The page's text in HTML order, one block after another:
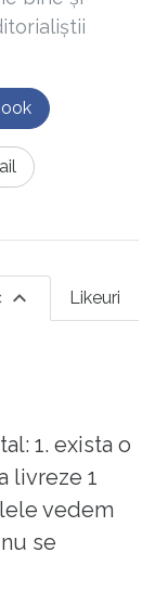
Likeuri
1. exista o
livreze 1
vedem
se
) 2. exista